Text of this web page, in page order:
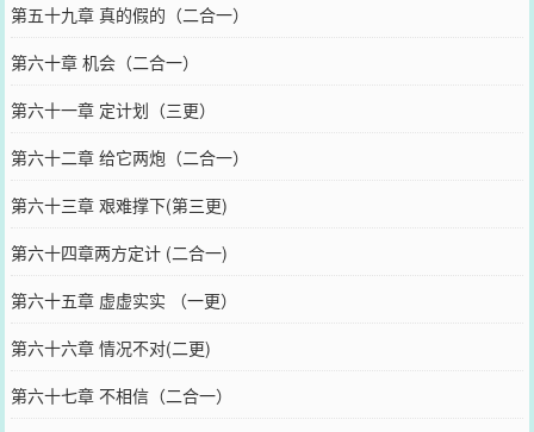
第五十九章 真的假的（二合一）
第六十章 机会（二合一）
第六十一章 定计划（三更）
第六十二章 给它两炮（二合一）
第六十三章 艰难撑下(第三更)
第六十四章两方定计 (二合一)
第六十五章 虚虚实实 （一更）
第六十六章 情况不对(二更)
第六十七章 不相信（二合一）